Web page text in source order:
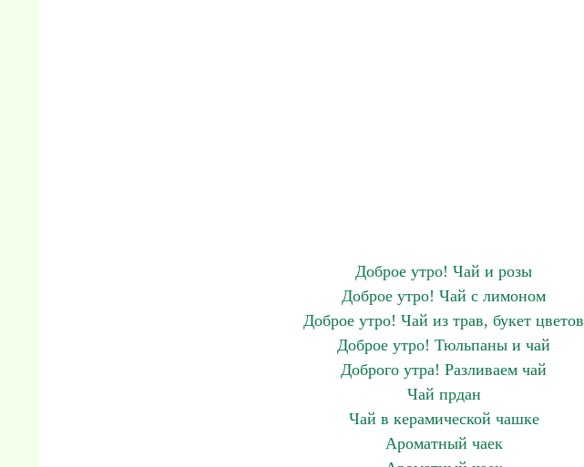
Доброе утро! Чай и розы
Доброе утро! Чай с лимоном
Доброе утро! Чай из трав, букет цветов
Доброе утро! Тюльпаны и чай
Доброго утра! Разливаем чай
Чай прдан
Чай в керамической чашке
Ароматный чаек